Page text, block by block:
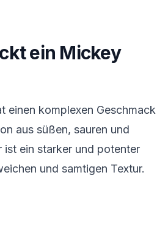
ein Mickey
einen komplexen Geschmack
aus süßen, sauren und
ist ein starker und potenter
und samtigen Textur.